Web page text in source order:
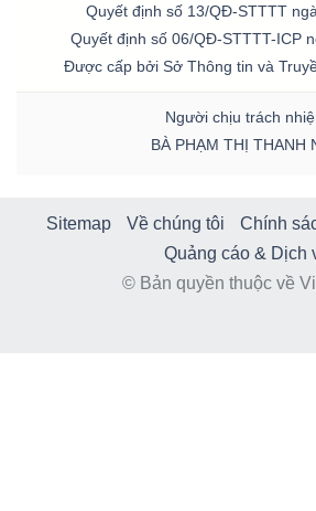
Quyết định số 13/QĐ-STTTT
Quyết định số 06/QĐ-STTTT-ICP
Được cấp bởi Sở Thông tin và
Người chịu trách
BÀ PHẠM THỊ THANH
Sitemap Về chúng tôi
Chính
Quảng cáo & Dịch
© Bản quyền thuộc về